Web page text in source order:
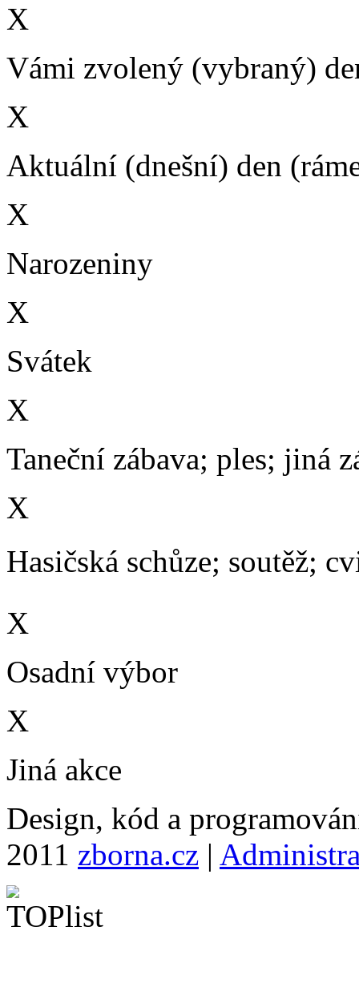
X
Vámi zvolený (vybraný)
X
Aktuální (dnešní) den
X
Narozeniny
X
Svátek
X
Taneční zábava; ples; jiná
X
Hasičská schůze; soutěž;
X
Osadní výbor
X
Jiná akce
Design, kód a
2011 zborna.cz |